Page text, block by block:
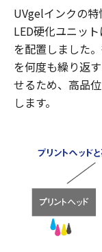
UVgelインクの
LED硬化ユニッ
を配置しました
を何度も繰り返
せるため、高品
します。